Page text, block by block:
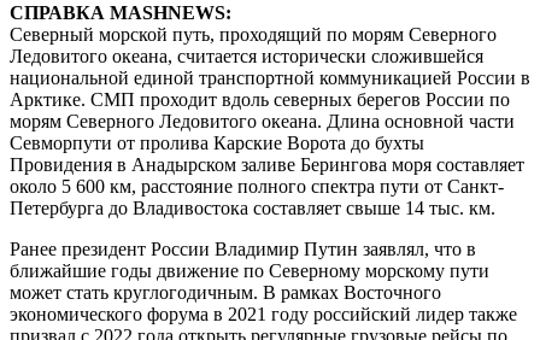
СПРАВКА MASHNEWS:
Северный морской путь, проходящий по морям Северного
Ледовитого океана, считается исторически сложившейся
национальной единой транспортной коммуникацией России в
Арктике. СМП проходит вдоль северных берегов России по
морям Северного Ледовитого океана. Длина основной части
Севморпути от пролива Карские Ворота до бухты
Провидения в Анадырском заливе Берингова моря составляет
около 5 600 км, расстояние полного спектра пути от Санкт-
Петербурга до Владивостока составляет свыше 14 тыс. км.
Ранее президент России Владимир Путин заявлял, что в
ближайшие годы движение по Северному морскому пути
может стать круглогодичным. В рамках Восточного
экономического форума в 2021 году российский лидер также
призвал с 2022 года открыть регулярные грузовые рейсы по